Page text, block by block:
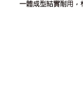
３．未成年的使用者
４．使用「AFTEE
時審查核予不同之上
５．嚴禁一人註冊多
恩沛科技股份有限公